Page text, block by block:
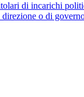
di incarichi
direzione o di